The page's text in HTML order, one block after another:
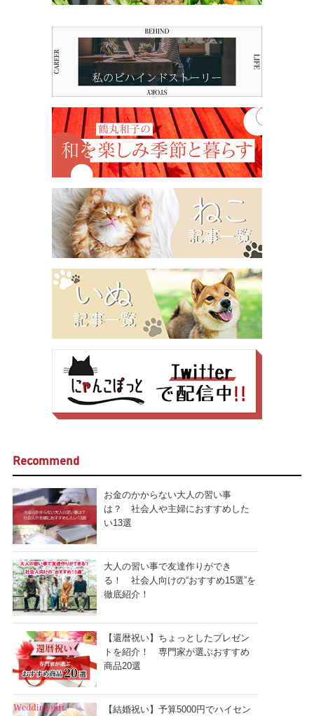
Recommend
お金のかからない大人の習い事
は？ 社会人や主婦におすすめした
い13選
大人の習い事で友達作りができ
る！ 社会人向けの“おすすめ15選”を
徹底紹介！
【還暦祝い】ちょっとしたプレゼン
トを紹介！ 専門家が選ぶおすすめ
商品20選
【結婚祝い】予算5000円でハイセン